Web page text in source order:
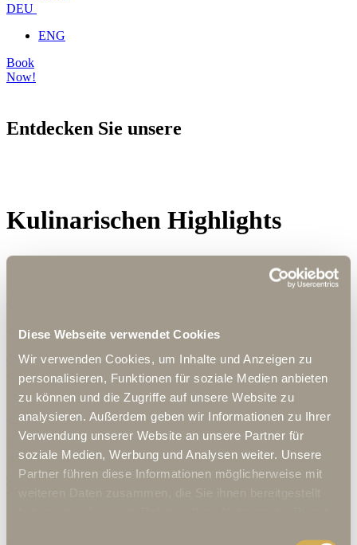
Diese Webseite verwendet Cookies
Wir verwenden Cookies, um Inhalte und Anzeigen zu
personalisieren, Funktionen für soziale Medien anbieten
zu können und die Zugriffe auf unsere Website zu
analysieren. Außerdem geben wir Informationen zu Ihrer
Verwendung unserer Website an unsere Partner für
soziale Medien, Werbung und Analysen weiter. Unsere
Partner führen diese Informationen möglicherweise mit
DEU
ENG
Book
Now!
Entdecken Sie unsere
Kulinarischen Highlights
Jeden Samstag und Sonntag von 15:00 - 17:00 Uhr
Jetzt mehr erfahren
Tisch reservieren
Degustationsmenü in der Kantine Rosine
Täglich von 17:30 - 19:30 Uhr
Jetzt mehr erfahren